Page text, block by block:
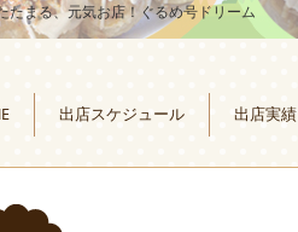
たまる、元気お店！ぐるめ号ドリーム
ジナルメニューの開発をしています♪
出店スケジュール 出店実績